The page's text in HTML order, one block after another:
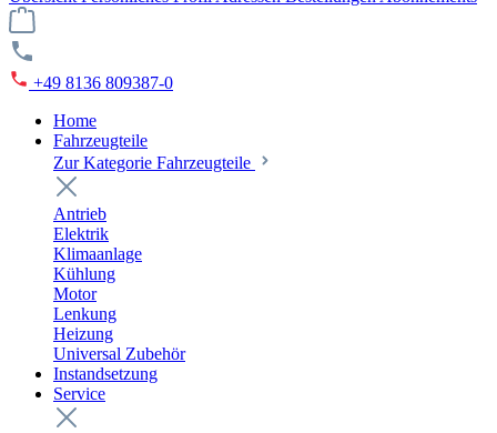
+49 8136 809387-0
Home
Fahrzeugteile
Zur Kategorie Fahrzeugteile
Antrieb
Elektrik
Klimaanlage
Kühlung
Motor
Lenkung
Heizung
Universal Zubehör
Instandsetzung
Service